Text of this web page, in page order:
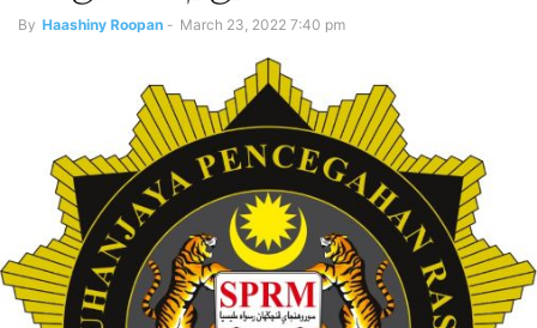
By Haashiny Roopan - March 23, 2022 7:40 pm